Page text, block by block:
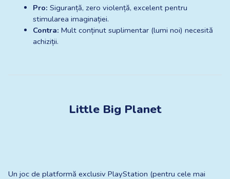
Pro: Siguranță, zero violență, excelent pentru
stimularea imaginației.
Contra: Mult conținut suplimentar (lumi noi) necesită
achiziții.
Little Big Planet
Un joc de platformă exclusiv PlayStation (pentru cele mai